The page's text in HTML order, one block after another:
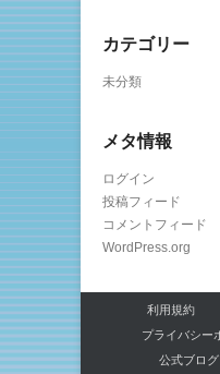
カテゴリー
未分類
メタ情報
ログイン
投稿フィード
コメントフィード
WordPress.org
利用規約
プライバシー
公式ブログ